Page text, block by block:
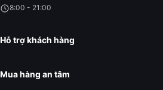
8:00 - 21:00
Hỗ trợ khách hàng
Mua hàng an tâm